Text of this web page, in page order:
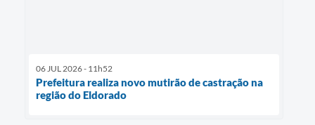
06 JUL 2026 - 11h52
Prefeitura realiza novo mutirão de castração na
região do Eldorado